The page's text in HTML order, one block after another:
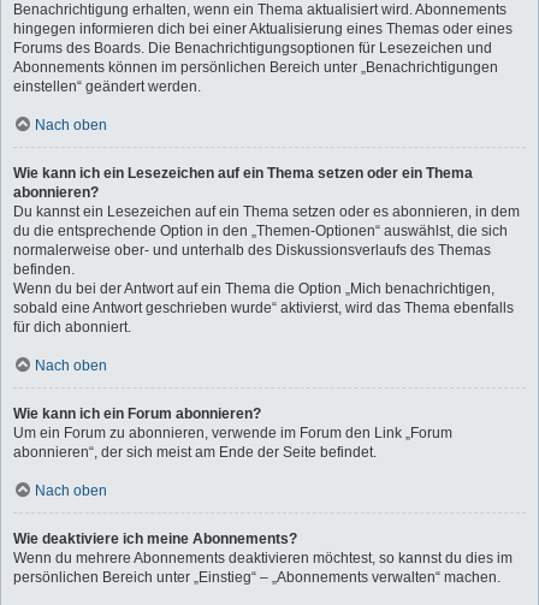
Benachrichtigung erhalten, wenn ein Thema aktualisiert wird. Abonnements
hingegen informieren dich bei einer Aktualisierung eines Themas oder eines
Forums des Boards. Die Benachrichtigungsoptionen für Lesezeichen und
Abonnements können im persönlichen Bereich unter „Benachrichtigungen
einstellen“ geändert werden.
Nach oben
Wie kann ich ein Lesezeichen auf ein Thema setzen oder ein Thema
abonnieren?
Du kannst ein Lesezeichen auf ein Thema setzen oder es abonnieren, in dem
du die entsprechende Option in den „Themen-Optionen“ auswählst, die sich
normalerweise ober- und unterhalb des Diskussionsverlaufs des Themas
befinden.
Wenn du bei der Antwort auf ein Thema die Option „Mich benachrichtigen,
sobald eine Antwort geschrieben wurde“ aktivierst, wird das Thema ebenfalls
für dich abonniert.
Nach oben
Wie kann ich ein Forum abonnieren?
Um ein Forum zu abonnieren, verwende im Forum den Link „Forum
abonnieren“, der sich meist am Ende der Seite befindet.
Nach oben
Wie deaktiviere ich meine Abonnements?
Wenn du mehrere Abonnements deaktivieren möchtest, so kannst du dies im
persönlichen Bereich unter „Einstieg“ – „Abonnements verwalten“ machen.